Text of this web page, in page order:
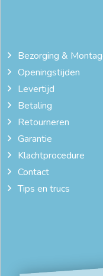
Bezorging &
Openingstijden
Levertijd
Betaling
Retourneren
Garantie
Klachtprocedure
Contact
Tips en trucs